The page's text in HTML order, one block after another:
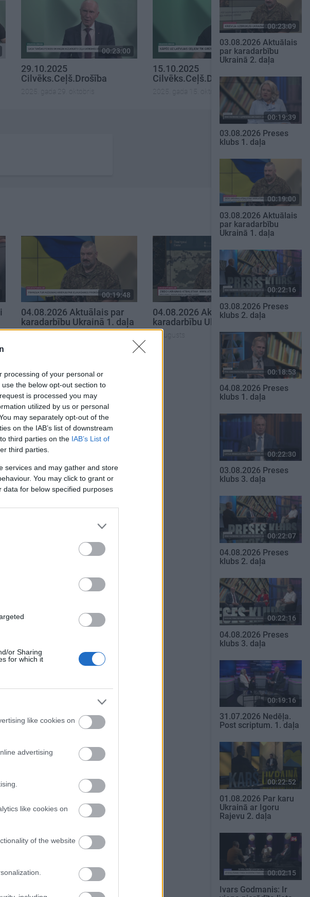
processing of your personal or
the below opt-out section to
is processed you may
utilized by us or personal
may separately opt-out of the
on the IAB’s list of downstream
third parties on the IAB’s List of
third parties.
services and may gather and store
You may click to grant or
for below specified purposes
or Sharing
for which it
like cookies on
advertising
like cookies on
of the website
00:23:00
29.10.2025
Cilvēks.Ceļš.Drošība
2025. gada 29. oktobris
00:23:11
15.10.2025
Cilvēks.Ceļš.Drošība
2025. gada 15. oktobris
00:19:48
04.08.2026 Aktuālais par
karadarbību Ukrainā 1. daļa
04.08.2026 Aktuālais par
karadarbību Ukrainā 2. daļa
4. augusts
SKATĪT VISUS
00:23:09
03.08.2026 Aktuālais
par karadarbību
Ukrainā 2. daļa
00:19:39
03.08.2026 Preses
klubs 1. daļa
00:19:00
03.08.2026 Aktuālais
par karadarbību
Ukrainā 1. daļa
00:22:16
03.08.2026 Preses
klubs 2. daļa
00:18:53
04.08.2026 Preses
klubs 1. daļa
00:22:30
03.08.2026 Preses
klubs 3. daļa
00:22:07
04.08.2026 Preses
klubs 2. daļa
00:22:16
04.08.2026 Preses
klubs 3. daļa
00:19:16
31.07.2026 Nedēļa.
Post scriptum. 1. daļa
00:22:52
01.08.2026 Par karu
Ukrainā ar Igoru
Rajevu 2. daļa
00:02:15
Ivars Godmanis: Ir